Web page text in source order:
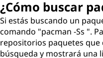
¿Cómo buscar
Si estás buscando un
comando "pacman -Ss ".
repositorios paquetes
búsqueda y mostrará una